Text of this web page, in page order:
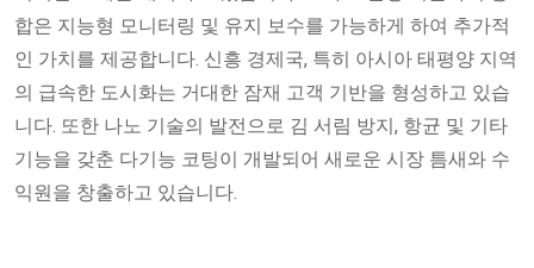
합은 지능형 모니터링 및 유지 보수를 가능하게 하여 추가적
인 가치를 제공합니다. 신흥 경제국, 특히 아시아 태평양 지역
의 급속한 도시화는 거대한 잠재 고객 기반을 형성하고 있습
니다. 또한 나노 기술의 발전으로 김 서림 방지, 항균 및 기타
기능을 갖춘 다기능 코팅이 개발되어 새로운 시장 틈새와 수
익원을 창출하고 있습니다.